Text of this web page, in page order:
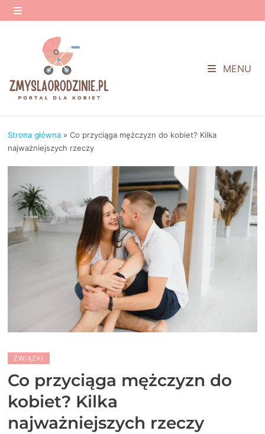
Przejdź
do
MENU
MENU
Strona główna »Co przyciąga mężczyzn do kobiet? Kilka
najważniejszych rzeczy
ZWIĄZKI
Co przyciąga mężczyzn do
kobiet? Kilka
najważniejszych rzeczy